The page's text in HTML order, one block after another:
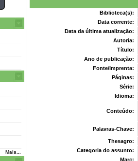
Mais...
Biblioteca(s):
Data corrente:
Data da última atualização:
Autoria:
Título:
Ano de publicação:
Fonte/Imprenta:
Páginas:
Série:
Idioma:
Conteúdo:
Palavras-Chave:
Thesagro:
Categoria do assunto:
Marc: